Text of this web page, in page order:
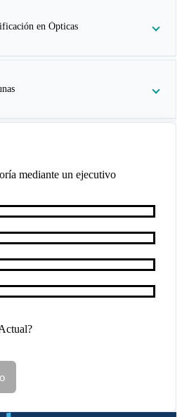
en Ópticas
mediante un ejecutivo